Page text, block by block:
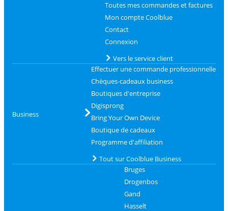
Toutes mes commandes et factures
Mon compte Coolblue
Contact
Connexion
Vers le service client
Business
Effectuer une commande professionnelle
Chèques-cadeaux business
Boutiques d'entreprise
Digisprong
Bring Your Own Device
Boutique de cadeaux
Programme d'affiliation
Tout sur Coolblue Business
Bruges
Drogenbos
Gand
Hasselt